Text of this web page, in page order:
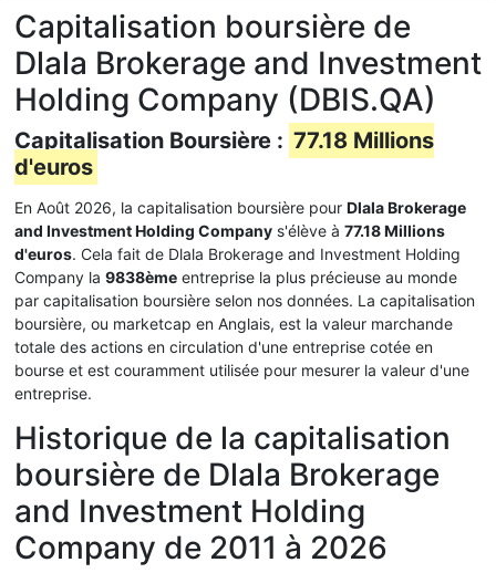
Capitalisation boursière de
Dlala Brokerage and Investment
Holding Company (DBIS.QA)
Capitalisation Boursière : 77.18 Millions
d'euros
En Août 2026, la capitalisation boursière pour Dlala Brokerage
and Investment Holding Company s'élève à 77.18 Millions
d'euros. Cela fait de Dlala Brokerage and Investment Holding
Company la 9838ème entreprise la plus précieuse au monde
par capitalisation boursière selon nos données. La capitalisation
boursière, ou marketcap en Anglais, est la valeur marchande
totale des actions en circulation d'une entreprise cotée en
bourse et est couramment utilisée pour mesurer la valeur d'une
entreprise.
Historique de la capitalisation
boursière de Dlala Brokerage
and Investment Holding
Company de 2011 à 2026